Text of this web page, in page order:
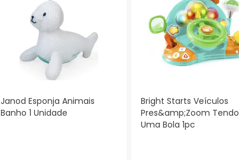
Janod Esponja Animais
Banho 1 Unidade
Bright Starts Veículos
Pres&amp;Zoom Tendo
Uma Bola 1pc